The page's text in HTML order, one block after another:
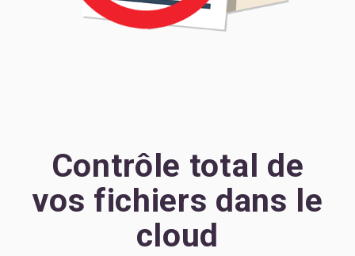
Contrôle total de
vos fichiers dans le
cloud